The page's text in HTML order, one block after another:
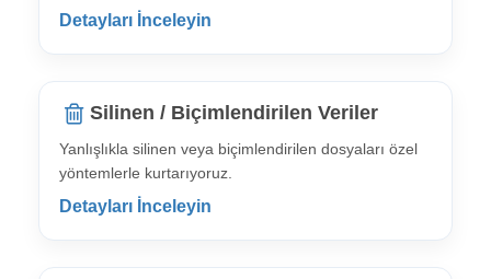
Detayları İnceleyin
Silinen / Biçimlendirilen Veriler
Yanlışlıkla silinen veya biçimlendirilen dosyaları özel
yöntemlerle kurtarıyoruz.
Detayları İnceleyin